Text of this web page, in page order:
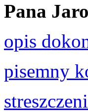
Pana
opis
pisemny